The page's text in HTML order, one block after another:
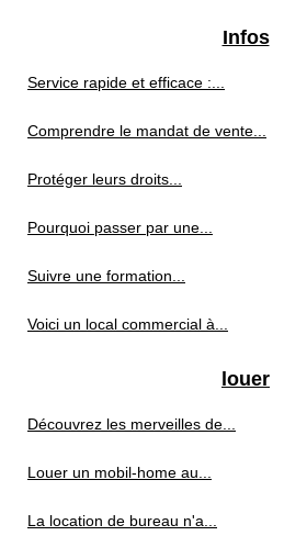
Infos
Service rapide et efficace :...
Comprendre le mandat de vente...
Protéger leurs droits...
Pourquoi passer par une...
Suivre une formation...
Voici un local commercial à...
louer
Découvrez les merveilles de...
Louer un mobil-home au...
La location de bureau n'a...